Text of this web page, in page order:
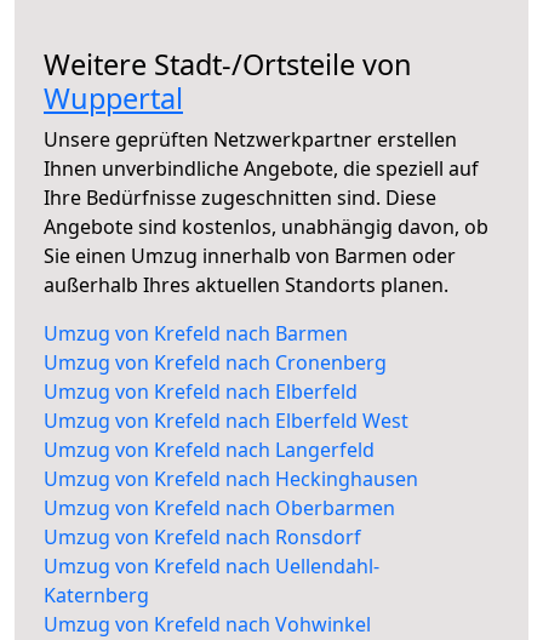
Weitere Stadt-/Ortsteile von
Wuppertal
Unsere geprüften Netzwerkpartner erstellen
Ihnen unverbindliche Angebote, die speziell auf
Ihre Bedürfnisse zugeschnitten sind. Diese
Angebote sind kostenlos, unabhängig davon, ob
Sie einen Umzug innerhalb von Barmen oder
außerhalb Ihres aktuellen Standorts planen.
Umzug von Krefeld nach Barmen
Umzug von Krefeld nach Cronenberg
Umzug von Krefeld nach Elberfeld
Umzug von Krefeld nach Elberfeld West
Umzug von Krefeld nach Langerfeld
Umzug von Krefeld nach Heckinghausen
Umzug von Krefeld nach Oberbarmen
Umzug von Krefeld nach Ronsdorf
Umzug von Krefeld nach Uellendahl-
Katernberg
Umzug von Krefeld nach Vohwinkel